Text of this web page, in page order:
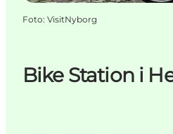
Bike Station i
Foto: VisitNyborg